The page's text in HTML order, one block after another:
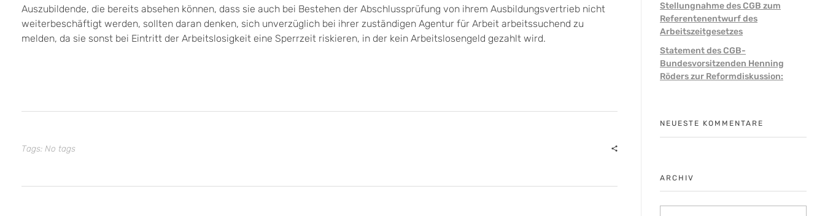
Auszubildende, die bereits absehen können, dass sie auch bei Bestehen der Abschlussprüfung von ihrem Ausbildungsvertrieb nicht
weiterbeschäftigt werden, sollten daran denken, sich unverzüglich bei ihrer zuständigen Agentur für Arbeit arbeitssuchend zu
melden, da sie sonst bei Eintritt der Arbeitslosigkeit eine Sperrzeit riskieren, in der kein Arbeitslosengeld gezahlt wird.
Tags: No tags
Stellungnahme des CGB zum
Referentenentwurf des
Arbeitszeitgesetzes
Statement des CGB-
Bundesvorsitzenden Henning
Röders zur Reformdiskussion:
NEUESTE KOMMENTARE
ARCHIV